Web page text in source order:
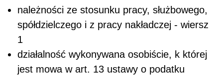
należności ze stosunku pracy, służbowego,
spółdzielczego i z pracy nakładczej - wiersz
1
działalność wykonywana osobiście, k której
jest mowa w art. 13 ustawy o podatku